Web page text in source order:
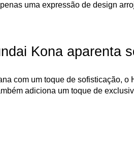
uma expressão de design
Kona aparenta
com um toque de sofisticação,
adiciona um toque de